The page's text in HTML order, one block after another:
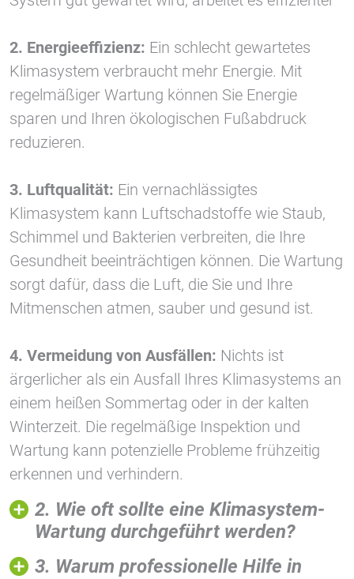
2. Energieeffizienz: Ein schlecht gewartetes
Klimasystem verbraucht mehr Energie. Mit
regelmäßiger Wartung können Sie Energie
sparen und Ihren ökologischen Fußabdruck
reduzieren.
3. Luftqualität: Ein vernachlässigtes
Klimasystem kann Luftschadstoffe wie Staub,
Schimmel und Bakterien verbreiten, die Ihre
Gesundheit beeinträchtigen können. Die Wartung
sorgt dafür, dass die Luft, die Sie und Ihre
Mitmenschen atmen, sauber und gesund ist.
4. Vermeidung von Ausfällen: Nichts ist
ärgerlicher als ein Ausfall Ihres Klimasystems an
einem heißen Sommertag oder in der kalten
Winterzeit. Die regelmäßige Inspektion und
Wartung kann potenzielle Probleme frühzeitig
erkennen und verhindern.
2. Wie oft sollte eine Klimasystem-
Wartung durchgeführt werden?
3. Warum professionelle Hilfe in
Statistik Cookies erfassen Informationen anonym.
unsere Besucher unsere Website nutzen.
Google Tag Manager und Google
Analytics
Um Inhalte von Videoplattformen und Social Media
Plattformen anzeigen zu können, werden von
diesen externen Medien Cookies gesetzt.
YouTube
Vimeo